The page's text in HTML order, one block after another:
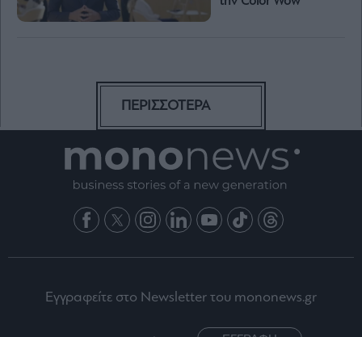
ΠΕΡΙΣΣΟΤΕΡΑ
Εγγραφείτε στο Newsletter του mononews.gr